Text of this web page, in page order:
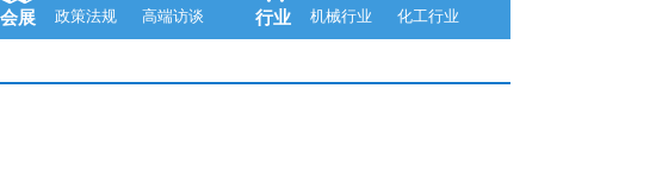
会展
政策法规
高端访谈 行业
机械行业
化工行业